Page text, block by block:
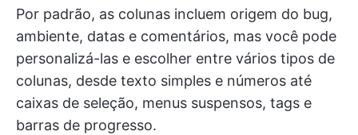
Por padrão, as colunas incluem origem do bug,
ambiente, datas e comentários, mas você pode
personalizá-las e escolher entre vários tipos de
colunas, desde texto simples e números até
caixas de seleção, menus suspensos, tags e
barras de progresso.